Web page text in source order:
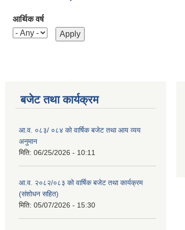
आर्थिक वर्ष
बजेट तथा कार्यक्रम
आ.व. ०८३/ ०८४ को वार्षिक बजेट तथा आय व्यय
अनुमान
मिति: 06/25/2026 - 10:11
आ.व. २०८२/०८३ को वार्षिक बजेट तथा कार्यक्रम
(संशोधन सहित)
मिति: 05/07/2026 - 15:30